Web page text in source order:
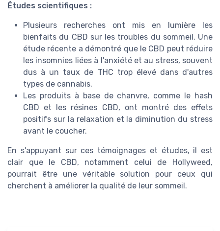
Études scientifiques :
Plusieurs recherches ont mis en lumière les
bienfaits du CBD sur les troubles du sommeil. Une
étude récente a démontré que le CBD peut réduire
les insomnies liées à l'anxiété et au stress, souvent
dus à un taux de THC trop élevé dans d'autres
types de cannabis.
Les produits à base de chanvre, comme le hash
CBD et les résines CBD, ont montré des effets
positifs sur la relaxation et la diminution du stress
avant le coucher.
En s'appuyant sur ces témoignages et études, il est
clair que le CBD, notamment celui de Hollyweed,
pourrait être une véritable solution pour ceux qui
cherchent à améliorer la qualité de leur sommeil.